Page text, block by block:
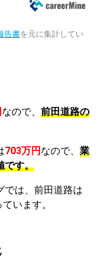
告書を元に集計してい
なので、 前田道路の
703万円 なので、 業
です。
では、前田道路は
います。